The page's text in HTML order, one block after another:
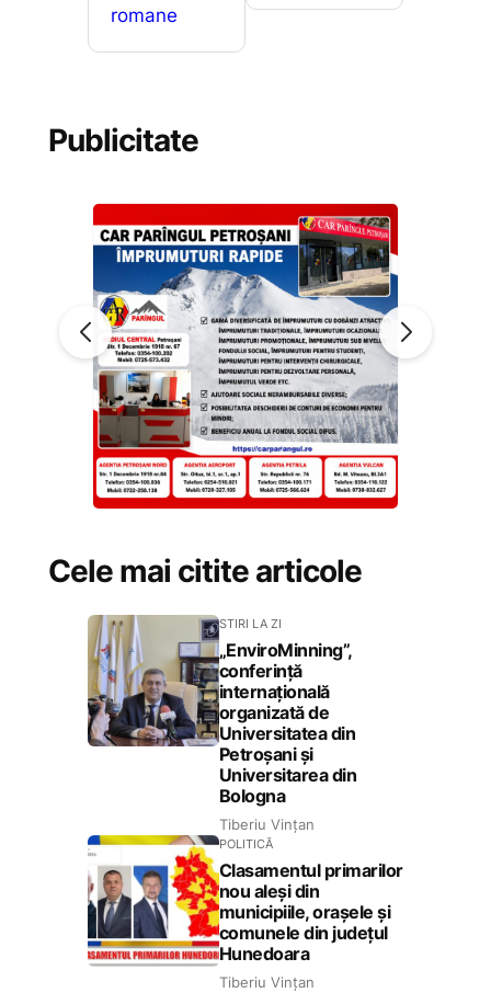
romane
Publicitate
Cele mai citite articole
STIRI LA ZI
„EnviroMinning”,
conferință
internațională
organizată de
Universitatea din
Petroșani și
Universitarea din
Bologna
Tiberiu Vințan
POLITICĂ
Clasamentul primarilor
nou aleși din
municipiile, orașele și
comunele din județul
Hunedoara
Tiberiu Vințan